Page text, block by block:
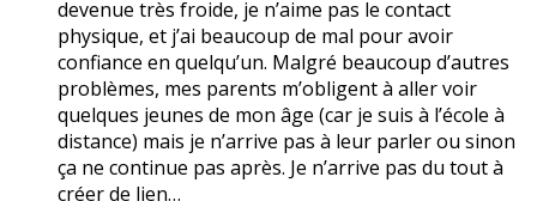
devenue très froide, je n’aime pas le contact
physique, et j’ai beaucoup de mal pour avoir
confiance en quelqu’un. Malgré beaucoup d’autres
problèmes, mes parents m’obligent à aller voir
quelques jeunes de mon âge (car je suis à l’école à
distance) mais je n’arrive pas à leur parler ou sinon
ça ne continue pas après. Je n’arrive pas du tout à
créer de lien…